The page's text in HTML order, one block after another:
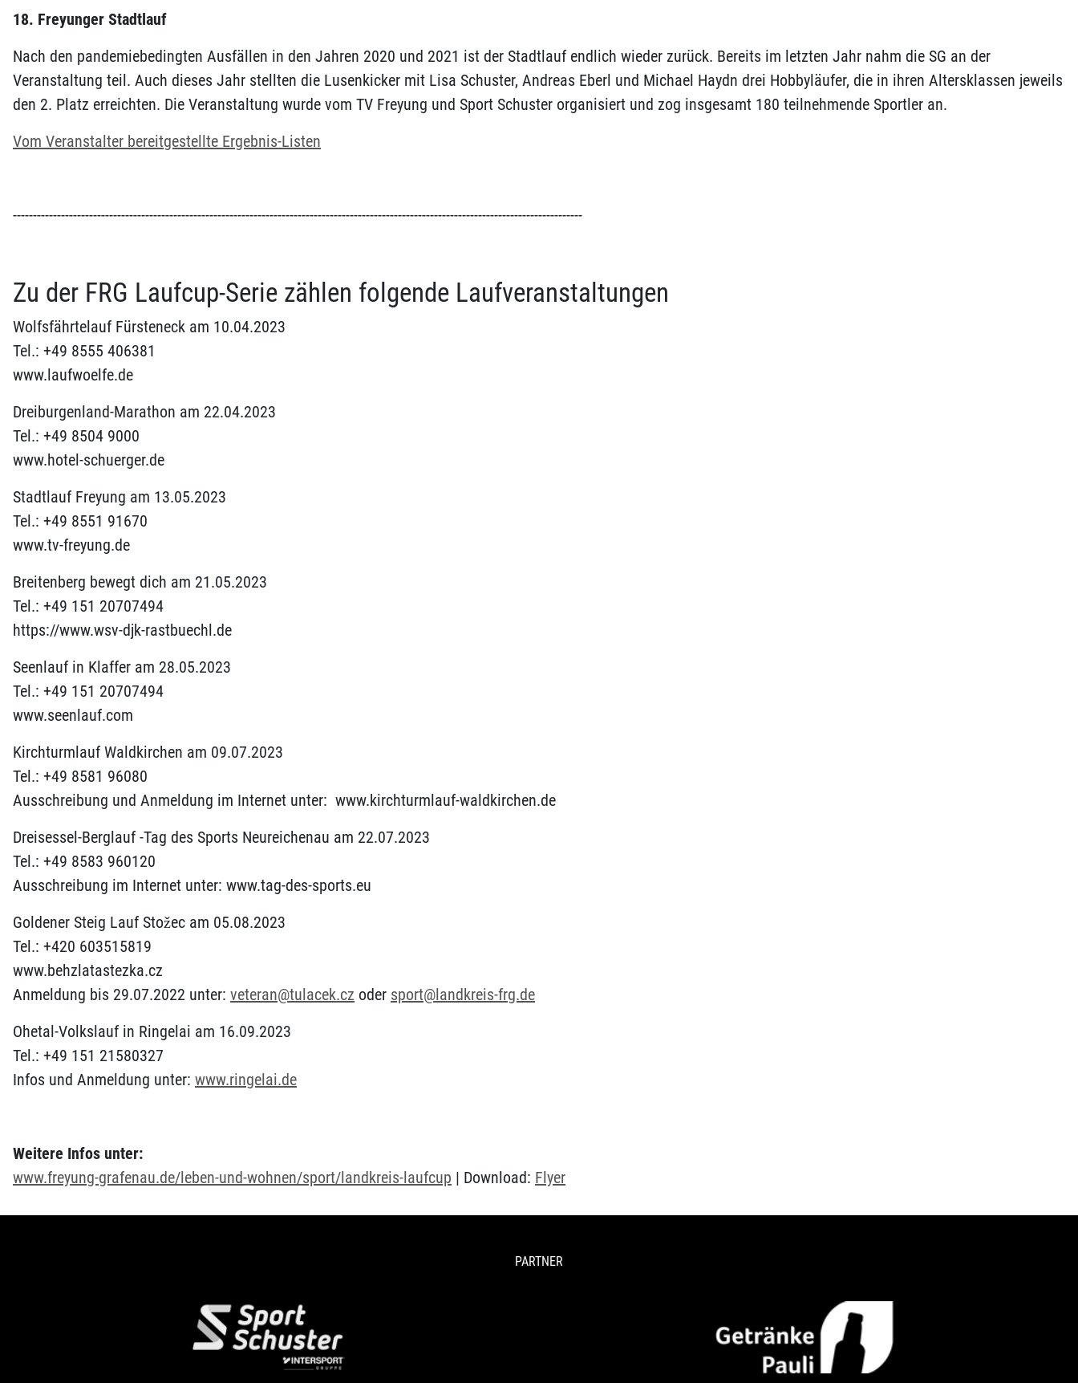
18. Freyunger Stadtlauf
Nach den pandemiebedingten Ausfällen in den Jahren 2020 und 2021 ist der Stadtlauf endlich wieder zurück. Bereits im letzten Jahr nahm die SG an der
Veranstaltung teil. Auch dieses Jahr stellten die Lusenkicker mit Lisa Schuster, Andreas Eberl und Michael Haydn drei Hobbyläufer, die in ihren Altersklassen jeweils
den 2. Platz erreichten. Die Veranstaltung wurde vom TV Freyung und Sport Schuster organisiert und zog insgesamt 180 teilnehmende Sportler an.
Vom Veranstalter bereitgestellte Ergebnis-Listen
----------------------------------------------------------------------------------------------------------------------------------------------
Zu der FRG Laufcup-Serie zählen folgende Laufveranstaltungen
Wolfsfährtelauf Fürsteneck am 10.04.2023
Tel.: +49 8555 406381
www.laufwoelfe.de
Dreiburgenland-Marathon am 22.04.2023
Tel.: +49 8504 9000
www.hotel-schuerger.de
Stadtlauf Freyung am 13.05.2023
Tel.: +49 8551 91670
www.tv-freyung.de
Breitenberg bewegt dich am 21.05.2023
Tel.: +49 151 20707494
https://www.wsv-djk-rastbuechl.de
Seenlauf in Klaffer am 28.05.2023
Tel.: +49 151 20707494
www.seenlauf.com
Kirchturmlauf Waldkirchen am 09.07.2023
Tel.: +49 8581 96080
Ausschreibung und Anmeldung im Internet unter: www.kirchturmlauf-waldkirchen.de
Dreisessel-Berglauf -Tag des Sports Neureichenau am 22.07.2023
Tel.: +49 8583 960120
Ausschreibung im Internet unter: www.tag-des-sports.eu
Goldener Steig Lauf Stožec am 05.08.2023
Tel.: +420 603515819
www.behzlatastezka.cz
Anmeldung bis 29.07.2022 unter: veteran@tulacek.cz oder sport@landkreis-frg.de
Ohetal-Volkslauf in Ringelai am 16.09.2023
Tel.: +49 151 21580327
Infos und Anmeldung unter: www.ringelai.de
Weitere Infos unter:
www.freyung-grafenau.de/leben-und-wohnen/sport/landkreis-laufcup | Download: Flyer
PARTNER